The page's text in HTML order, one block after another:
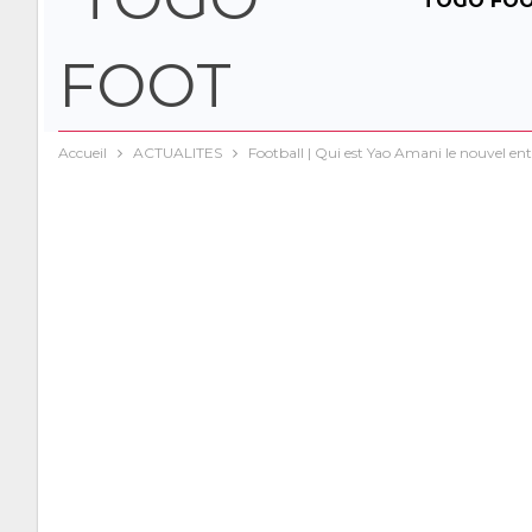
Accueil ACTUALITES Football | Qui est Yao Amani le nouvel